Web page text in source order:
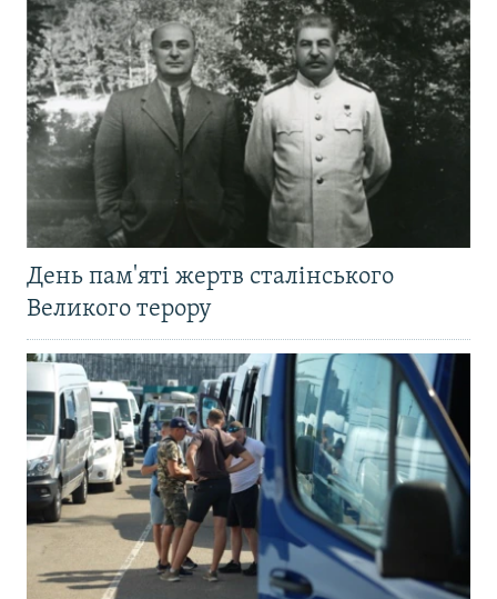
День пам'яті жертв сталінського
Великого терору